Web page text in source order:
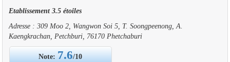
Etablissement 3.5 étoiles
Adresse : 309 Moo 2, Wangwon Soi 5, T. Soongpeenong, A.
Kaengkrachan, Petchburi, 76170 Phetchaburi
Note: 7.6/10